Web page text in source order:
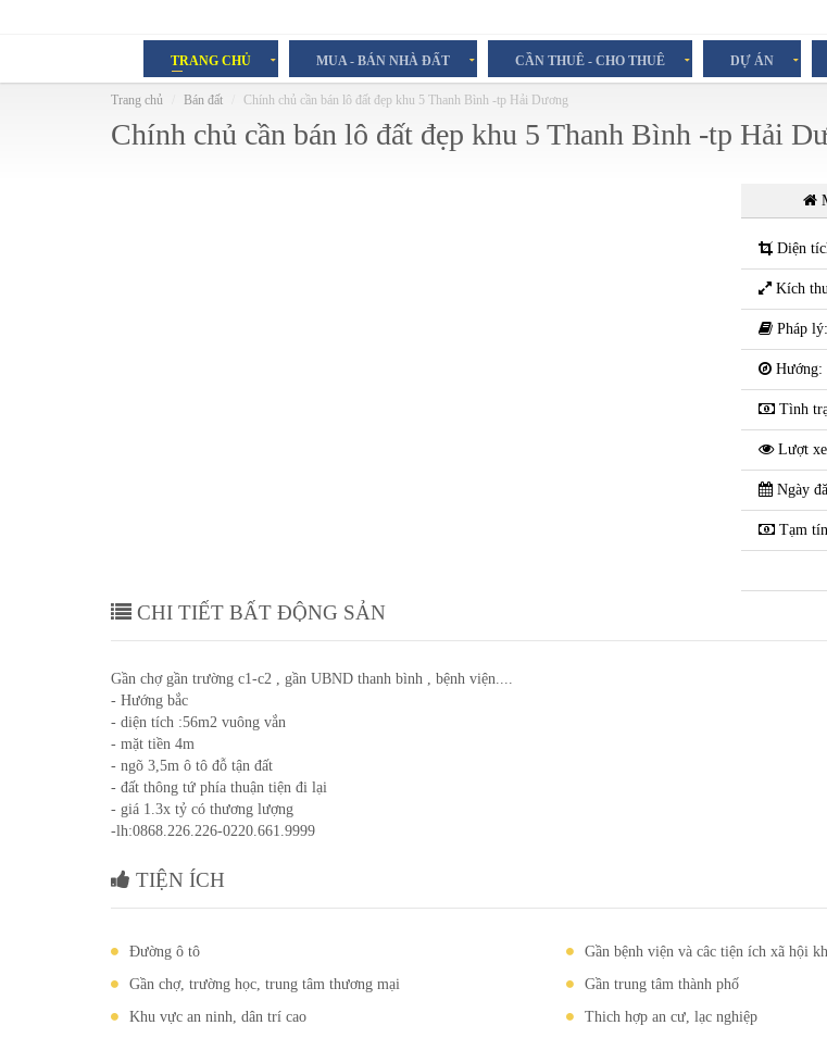
TRANG CHỦ MUA - BÁN NHÀ ĐẤT CẦN THUÊ - CHO THUÊ DỰ ÁN
Trang chủ Bán đất Chính chủ cần bán lô đất đẹp khu 5 Thanh Bình -tp Hải Dương
Chính chủ cần bán lô đất đẹp khu 5 Thanh Bình -tp Hải
Diện
Kích
Pháp
Hướng:
Tình
Lượt
Ngày
Tạm
CHI TIẾT BẤT ĐỘNG SẢN
Gần chợ gần trường c1-c2 , gần UBND thanh bình , bệnh viện....
- Hướng bắc
- diện tích :56m2 vuông vắn
- mặt tiền 4m
- ngõ 3,5m ô tô đỗ tận đất
- đất thông tứ phía thuận tiện đi lại
- giá 1.3x tỷ có thương lượng
-lh:0868.226.226-0220.661.9999
TIỆN ÍCH
Đường ô tô
Gần bệnh viện và câc tiện ích xã hội
Gần chợ, trường học, trung tâm thương mại
Gần trung tâm thành phố
Khu vực an ninh, dân trí cao
Thich hợp an cư, lạc nghiệp